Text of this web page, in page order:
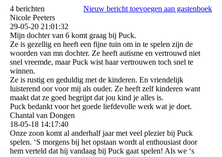
4 berichten
Nieuw bericht toevoegen aan gastenboek
Nicole Peeters
29-05-20 21:01:32
Mijn dochter van 6 komt graag bij Puck.
Ze is gezellig en heeft een fijne tuin om in te spelen zijn de
woorden van mn dochter. Ze heeft autisme en vertrouwd niet
snel vreemde, maar Puck wist haar vertrouwen toch snel te
winnen.
Ze is rustig en geduldig met de kinderen. En vriendelijk
luisterend oor voor mij als ouder. Ze heeft zelf kinderen want
maakt dat ze goed begrijpt dat jou kind je alles is.
Puck bedankt voor het goede liefdevolle werk wat je doet.
Chantal van Dongen
18-05-18 14:17:40
Onze zoon komt al anderhalf jaar met veel plezier bij Puck
spelen. ‘S morgens bij het opstaan wordt al enthousiast door
hem verteld dat hij vandaag bij Puck gaat spelen! Als we ‘s